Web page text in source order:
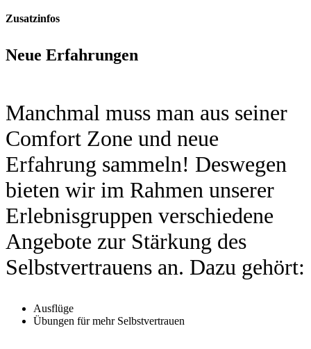
Zusatzinfos
Neue Erfahrungen
Manchmal muss man aus seiner
Comfort Zone und neue
Erfahrung sammeln! Deswegen
bieten wir im Rahmen unserer
Erlebnisgruppen verschiedene
Angebote zur Stärkung des
Selbstvertrauens an. Dazu gehört:
Ausflüge
Übungen für mehr Selbstvertrauen